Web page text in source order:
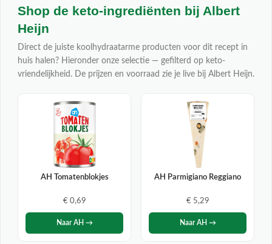
Shop de keto-ingrediënten bij Albert
Heijn
Direct de juiste koolhydraatarme producten voor dit recept in
huis halen? Hieronder onze selectie — gefilterd op keto-
vriendelijkheid. De prijzen en voorraad zie je live bij Albert Heijn.
AH Tomatenblokjes
€ 0,69
Naar AH →
AH Parmigiano Reggiano
€ 5,29
Naar AH →